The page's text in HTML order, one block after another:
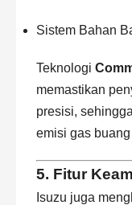
Sistem Bahan
Teknologi
memastikan
presisi,
emisi gas
5. Fitur
Isuzu juga